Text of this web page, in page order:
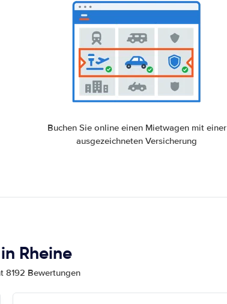
Buchen Sie online einen Mietwagen mit einer
ausgezeichneten Versicherung
Rheine
8192 Bewertungen